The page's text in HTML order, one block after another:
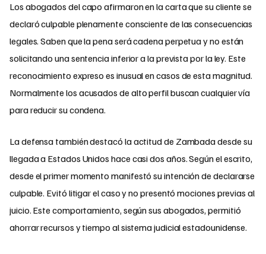
Los abogados del capo afirmaron en la carta que su cliente se
declaró culpable plenamente consciente de las consecuencias
legales. Saben que la pena será cadena perpetua y no están
solicitando una sentencia inferior a la prevista por la ley. Este
reconocimiento expreso es inusual en casos de esta magnitud.
Normalmente los acusados de alto perfil buscan cualquier vía
para reducir su condena.
La defensa también destacó la actitud de Zambada desde su
llegada a Estados Unidos hace casi dos años. Según el escrito,
desde el primer momento manifestó su intención de declararse
culpable. Evitó litigar el caso y no presentó mociones previas al
juicio. Este comportamiento, según sus abogados, permitió
ahorrar recursos y tiempo al sistema judicial estadounidense.